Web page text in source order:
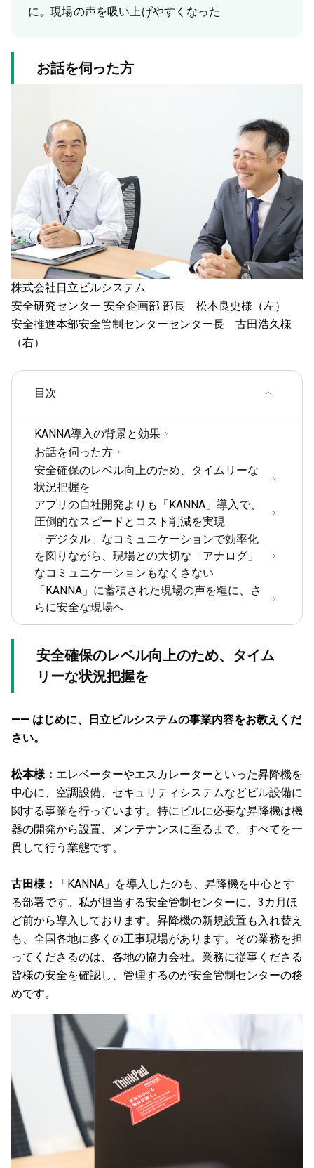
に。現場の声を吸い上げやすくなった
お話を伺った方
株式会社日立ビルシステム
安全研究センター 安全企画部 部長
松本良史様（左）
安全推進本部安全管制センターセンター長
古田浩久様
（右）
目次
KANNA導入の背景と効果
お話を伺った方
安全確保のレベル向上のため、タイムリーな
状況把握を
アプリの自社開発よりも「KANNA」導入で、
圧倒的なスピードとコスト削減を実現
「デジタル」なコミュニケーションで効率化
を図りながら、現場との大切な「アナログ」
なコミュニケーションもなくさない
「KANNA」に蓄積された現場の声を糧に、さ
らに安全な現場へ
安全確保のレベル向上のため、タイム
リーな状況把握を
—— はじめに、日立ビルシステムの事業内容をお教えくだ
さい。
松本様： エレベーターやエスカレーターといった昇降機を
中心に、空調設備、セキュリティシステムなどビル設備に
関する事業を行っています。特にビルに必要な昇降機は機
器の開発から設置、メンテナンスに至るまで、すべてを一
貫して行う業態です。
古田様：
「KANNA」を導入したのも、昇降機を中心とす
る部署です。私が担当する安全管制センターに、 3カ月 ほ
ど前から導入しております。昇降機の新規設置も入れ替え
も、全国各地に多くの工事現場があります。その業務を担
ってくださるのは、各地の協力会社。業務に従事くださる
皆様の安全を確認し、管理するのが安全管制センターの務
めです。